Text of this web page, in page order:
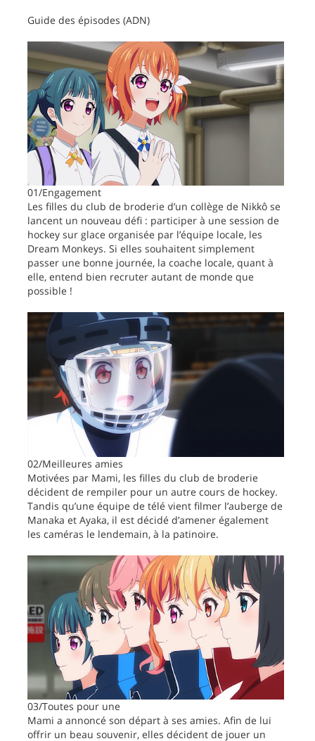
Guide des épisodes (ADN)
01/Engagement
Les filles du club de broderie d’un collège de Nikkô se
lancent un nouveau défi : participer à une session de
hockey sur glace organisée par l’équipe locale, les
Dream Monkeys. Si elles souhaitent simplement
passer une bonne journée, la coache locale, quant à
elle, entend bien recruter autant de monde que
possible !
02/Meilleures amies
Motivées par Mami, les filles du club de broderie
décident de rempiler pour un autre cours de hockey.
Tandis qu’une équipe de télé vient filmer l’auberge de
Manaka et Ayaka, il est décidé d’amener également
les caméras le lendemain, à la patinoire.
03/Toutes pour une
Mami a annoncé son départ à ses amies. Afin de lui
offrir un beau souvenir, elles décident de jouer un